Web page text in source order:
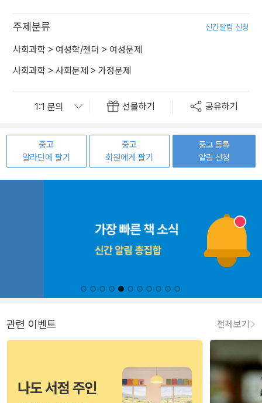
주제분류 신간알림 신청
사회과학 > 여성학/젠더 > 여성문제
사회과학 > 사회문제 > 가정문제
선물하기 공유하기
중고
알라딘에 팔기
중고
회원에게 팔기
중고 등록
알림 신청
관련 이벤트 전체보기